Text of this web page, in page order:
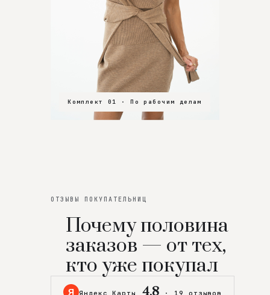
Комплект 01 · По рабочим делам
Комплект 02 · В зал
Комплект 03 · На особенный вечер
ОТЗЫВЫ ПОКУПАТЕЛЬНИЦ
Почему половина
заказов — от тех,
кто уже покупал
Я Яндекс Карты 4,8 · 19 отзывов